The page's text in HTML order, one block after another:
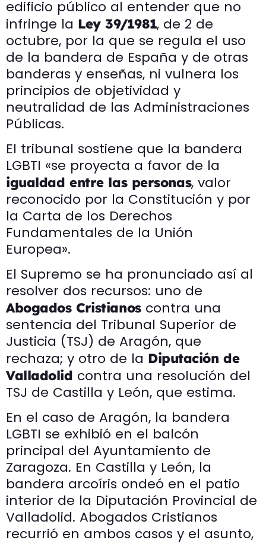
edificio público al entender que no
infringe la Ley 39/1981, de 2 de
octubre, por la que se regula el uso
de la bandera de España y de otras
banderas y enseñas, ni vulnera los
principios de objetividad y
neutralidad de las Administraciones
Públicas.
El tribunal sostiene que la bandera
LGBTI «se proyecta a favor de la
igualdad entre las personas, valor
reconocido por la Constitución y por
la Carta de los Derechos
Fundamentales de la Unión
Europea».
El Supremo se ha pronunciado así al
resolver dos recursos: uno de
Abogados Cristianoscontra una
sentencia del Tribunal Superior de
Justicia (TSJ) de Aragón, que
rechaza; y otro de la Diputación de
Valladolid contra una resolución del
TSJ de Castilla y León, que estima.
En el caso de Aragón, la bandera
LGBTI se exhibió en el balcón
principal del Ayuntamiento de
Zaragoza. En Castilla y León, la
bandera arcoíris ondeó en el patio
interior de la Diputación Provincial de
Valladolid. Abogados Cristianos
recurrió en ambos casos y el asunto,